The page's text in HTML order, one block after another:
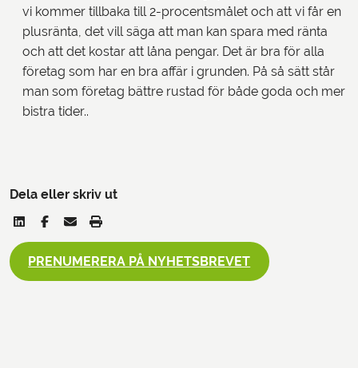
vi kommer tillbaka till 2-procentsmålet och att vi får en
plusränta, det vill säga att man kan spara med ränta
och att det kostar att låna pengar. Det är bra för alla
företag som har en bra affär i grunden. På så sätt står
man som företag bättre rustad för både goda och mer
bistra tider..
Dela eller skriv ut
PRENUMERERA PÅ NYHETSBREVET